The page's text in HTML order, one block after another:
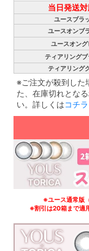
当日発送
ユースブラ
ユースオンブ
ユースオング
ティアリング
ティアリング
※ご注文が殺到した
た、在庫切れとな
い。詳しくはコチラ
※ユース通常版
※割引は20箱まで適